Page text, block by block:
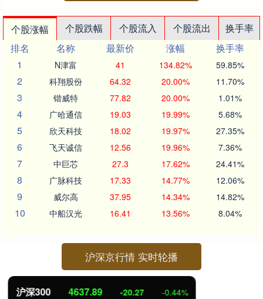
个股涨幅 个股跌幅 个股流入 个股流出
换手率
排名
名称 最新价 涨幅
换手率
1
N津富 41 134.82% 59.85%
2 科翔股份 64.32 20.00% 11.70%
3 锴威特 77.82 20.00% 1.01%
4 广哈通信 19.03 19.99% 5.68%
5 欣天科技 18.02 19.97% 27.35%
6 飞天诚信 12.56 19.96% 7.36%
7 中巨芯 27.3 17.62% 24.41%
8 广脉科技 17.33 14.77% 12.06%
9 威尔高 37.95 14.34% 14.82%
10 中船汉光 16.41 13.56% 8.04%
沪深京行情 实时轮播
北证50 1115.17 -4.29 -0.38%